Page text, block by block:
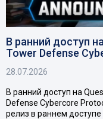
В ранний доступ
Tower Defense
28.07.2026
В ранний доступ на
Defense Cybercore
релиз в раннем доступе